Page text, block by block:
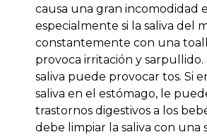
causa una gran incomodidad
especialmente si la saliva del
constantemente con una
provoca irritación y sarpullido.
saliva puede provocar tos. Si
saliva en el estómago, le
trastornos digestivos a los
debe limpiar la saliva con una